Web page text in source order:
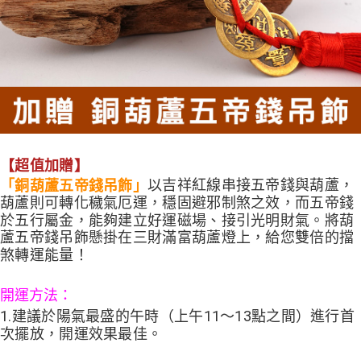
【超值加贈】
「銅葫蘆五帝錢吊飾」 以吉祥紅線串接五帝錢與葫蘆，
葫蘆則可轉化穢氣厄運，穩固避邪制煞之效，而五帝錢
於五行屬金，能夠建立好運磁場、接引光明財氣。將葫
蘆五帝錢吊飾懸掛在三財滿富葫蘆燈上，給您雙倍的擋
煞轉運能量！
開運方法：
1.建議於陽氣最盛的午時（上午11～13點之間）進行首
次擺放，開運效果最佳。